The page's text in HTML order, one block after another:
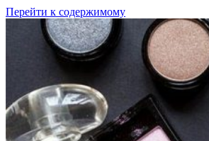
Перейти к содержимому